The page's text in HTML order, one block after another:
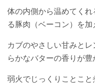
体の内側から温めてく
る豚肉（ベーコン）を加
カブのやさしい甘みと
らかなバターの香りが豊
弱火でじっくりことこ